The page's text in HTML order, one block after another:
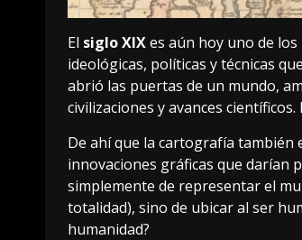
El siglo XIXes aún hoy uno de
ideológicas, políticas y técnicas
abrió las puertas de un mundo,
civilizaciones y avances
De ahí que la cartografía también
innovaciones gráficas que darían
simplemente de representar el
totalidad), sino de ubicar al ser
humanidad?